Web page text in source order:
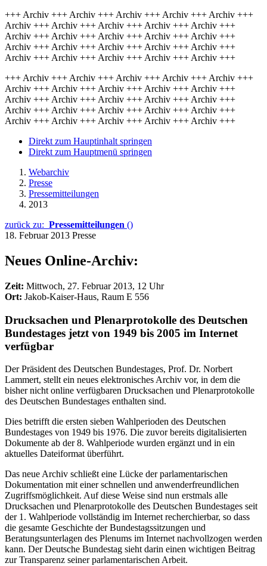
+++ Archiv +++ Archiv +++ Archiv +++ Archiv +++ Archiv +++
Archiv +++ Archiv +++ Archiv +++ Archiv +++ Archiv +++
Archiv +++ Archiv +++ Archiv +++ Archiv +++ Archiv +++
Archiv +++ Archiv +++ Archiv +++ Archiv +++ Archiv +++
Archiv +++ Archiv +++ Archiv +++ Archiv +++ Archiv +++
+++ Archiv +++ Archiv +++ Archiv +++ Archiv +++ Archiv +++
Archiv +++ Archiv +++ Archiv +++ Archiv +++ Archiv +++
Archiv +++ Archiv +++ Archiv +++ Archiv +++ Archiv +++
Archiv +++ Archiv +++ Archiv +++ Archiv +++ Archiv +++
Archiv +++ Archiv +++ Archiv +++ Archiv +++ Archiv +++
Direkt zum Hauptinhalt springen
Direkt zum Hauptmenü springen
Webarchiv
Presse
Pressemitteilungen
2013
zurück zu: Pressemitteilungen ()
18. Februar 2013 Presse
Neues Online-Archiv:
Zeit: Mittwoch, 27. Februar 2013, 12 Uhr
Ort: Jakob-Kaiser-Haus, Raum E 556
Drucksachen und Plenarprotokolle des Deutschen
Bundestages jetzt von 1949 bis 2005 im Internet
verfügbar
Der Präsident des Deutschen Bundestages, Prof. Dr. Norbert
Lammert, stellt ein neues elektronisches Archiv vor, in dem die
bisher nicht online verfügbaren Drucksachen und Plenarprotokolle
des Deutschen Bundestages enthalten sind.
Dies betrifft die ersten sieben Wahlperioden des Deutschen
Bundestages von 1949 bis 1976. Die zuvor bereits digitalisierten
Dokumente ab der 8. Wahlperiode wurden ergänzt und in ein
aktuelles Dateiformat überführt.
Das neue Archiv schließt eine Lücke der parlamentarischen
Dokumentation mit einer schnellen und anwenderfreundlichen
Zugriffsmöglichkeit. Auf diese Weise sind nun erstmals alle
Drucksachen und Plenarprotokolle des Deutschen Bundestages seit
der 1. Wahlperiode vollständig im Internet recherchierbar, so dass
die gesamte Geschichte der Bundestagssitzungen und
Beratungsunterlagen des Plenums im Internet nachvollzogen werden
kann. Der Deutsche Bundestag sieht darin einen wichtigen Beitrag
zur Transparenz seiner parlamentarischen Arbeit.